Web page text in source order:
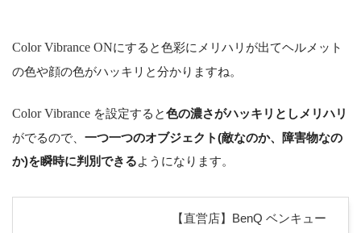
Color Vibrance ONにすると色彩にメリハリが出てヘルメット
の色や顔の色がハッキリと分かりますね。
Color Vibrance を設定すると色の濃さがハッキリとしメリハリ
がでるので、 一つ一つのオブジェクト(敵なのか、障害物なの
か)を瞬時に判別できるようになります。
【直営店】BenQ ベンキュー